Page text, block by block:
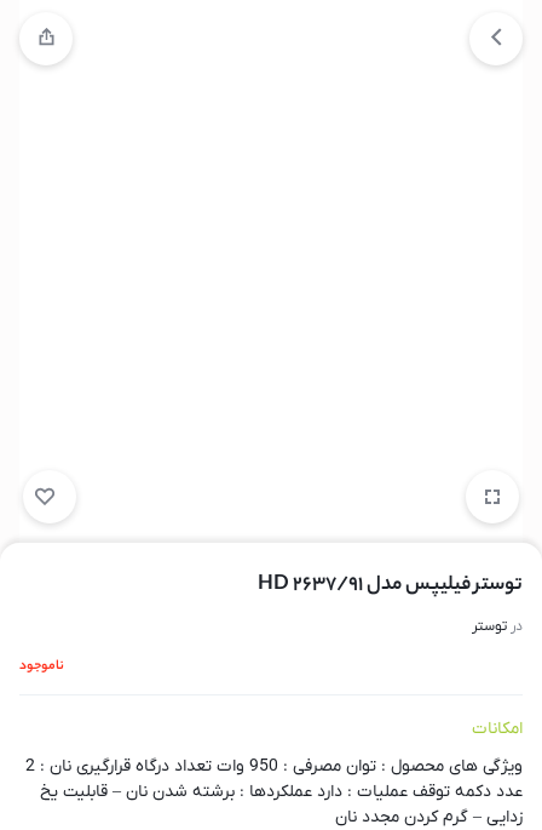
توستر فیلیپس مدل HD 2637/91
در توستر
ناموجود
امکانات
ویژگی های محصول : توان مصرفی : 950 وات تعداد درگاه قرارگیری نان : 2
عدد دکمه توقف عملیات : دارد عملکردها : برشته شدن نان – قابلیت یخ
زدایی – گرم کردن مجدد نان